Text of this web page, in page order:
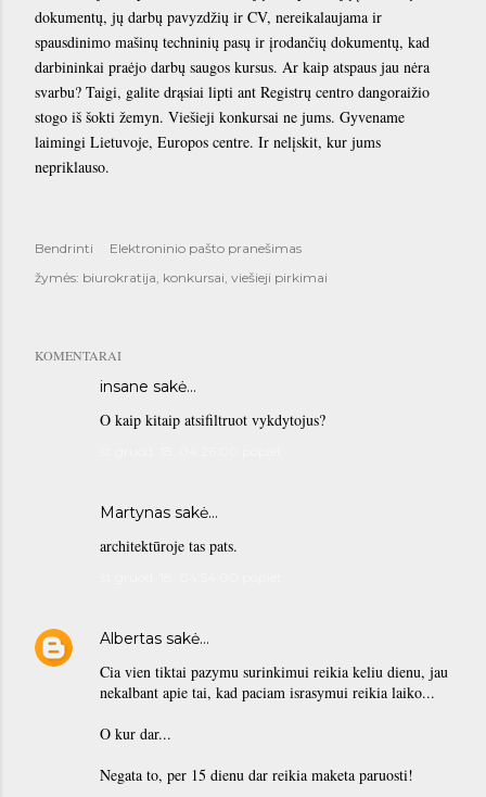
dokumentų, jų darbų pavyzdžių ir CV, nereikalaujama ir
spausdinimo mašinų techninių pasų ir įrodančių dokumentų, kad
darbininkai praėjo darbų saugos kursus. Ar kaip atspaus jau nėra
svarbu? Taigi, galite drąsiai lipti ant Registrų centro dangoraižio
stogo iš šokti žemyn. Viešieji konkursai ne jums. Gyvename
laimingi Lietuvoje, Europos centre. Ir nelįskit, kur jums
nepriklauso.
Bendrinti
Elektroninio pašto pranešimas
žymės: biurokratija konkursai viešieji pirkimai
KOMENTARAI
insane sakė…
O kaip kitaip atsifiltruot vykdytojus?
Martynas sakė…
architektūroje tas pats.
Albertas sakė…
Cia vien tiktai pazymu surinkimui reikia keliu dienu, jau
nekalbant apie tai, kad paciam israsymui reikia laiko...
O kur dar...
Negata to, per 15 dienu dar reikia maketa paruosti!